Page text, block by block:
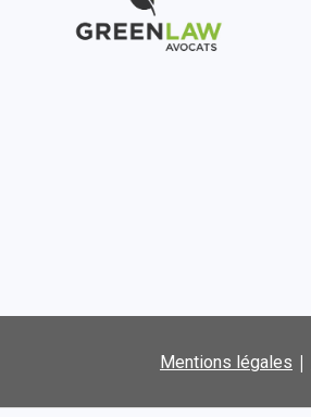
Mentions légales |